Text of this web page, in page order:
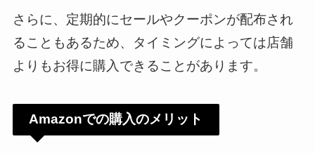
さらに、定期的にセールやクーポンが配布され
ることもあるため、タイミングによっては店舗
よりもお得に購入できることがあります。
Amazonでの購入のメリット